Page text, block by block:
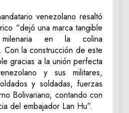
venezolano resaltó
“dejó una marca tangible
en la colina
. Con la construcción de este
gracias a la unión perfecta
y sus militares,
y soldadas, fuerzas
Bolivariano, contando con
del embajador Lan Hu”.